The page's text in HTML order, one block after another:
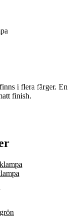
i flera färger. En
finish.